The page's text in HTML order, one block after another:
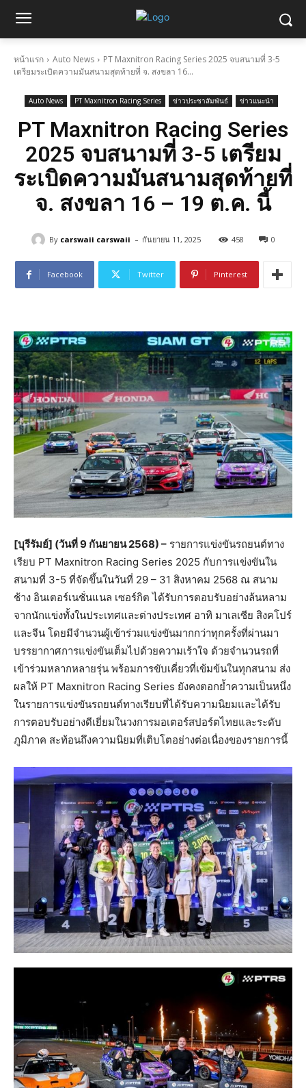
หน้าแรก Auto News
PT Maxnitron Racing Series 2025 จบสนามที่ 3-5
เตรียมระเบิดความมันสนามสุดท้ายที่ จ. สงขลา 16...
Auto News PT Maxnitron Racing Series ข่าวประชาสัมพันธ์ ข่าวแนะนำ
PT Maxnitron Racing Series
2025 จบสนามที่ 3-5 เตรียม
ระเบิดความมันสนามสุดท้ายที่
จ. สงขลา 16 – 19 ต.ค. นี้
By carswaii carswaii - กันยายน 11, 2025 458 0
Facebook Twitter Pinterest
[บุรีรัมย์] (วันที่9 กันยายน2568) – รายการแข่งขันรถยนต์ทาง
เรียบ PT Maxnitron Racing Series 2025 กับการแข่งขันใน
สนามที่ 3-5 ที่จัดขึ้นในวันที่ 29 – 31 สิงหาคม 2568 ณ สนาม
ช้าง อินเตอร์เนชั่นแนล เซอร์กิต ได้รับการตอบรับอย่างล้นหลาม
จากนักแข่งทั้งในประเทศและต่างประเทศ อาทิ มาเลเซีย สิงคโปร์
และจีน โดยมีจำนวนผู้เข้าร่วมแข่งขันมากกว่าทุกครั้งที่ผ่านมา
บรรยากาศการแข่งขันเต็มไปด้วยความเร้าใจ ด้วยจำนวนรถที่
เข้าร่วมหลากหลายรุ่น พร้อมการขับเคี่ยวที่เข้มข้นในทุกสนาม ส่ง
ผลให้ PT Maxnitron Racing Series ยังคงตอกย้ำความเป็นหนึ่ง
ในรายการแข่งขันรถยนต์ทางเรียบที่ได้รับความนิยมและได้รับ
การตอบรับอย่างดีเยี่ยมในวงการมอเตอร์สปอร์ตไทยและระดับ
ภูมิภาค สะท้อนถึงความนิยมที่เติบโตอย่างต่อเนื่องของรายการนี้